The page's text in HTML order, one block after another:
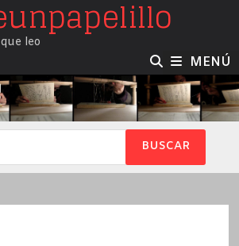
leo
MENÚ